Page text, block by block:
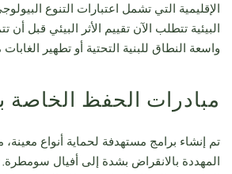
الإقليمية التي تشمل اعتبارات التنوع
البيئية تتطلب الآن تقييم الأثر البيئي قبل أن
واسعة النطاق للبنية التحتية أو تطهير
مبادرات الحفظ الخاصة
تم إنشاء برامج مستهدفة لحماية أنواع
المهددة بالانقراض بشدة إلى أفيال